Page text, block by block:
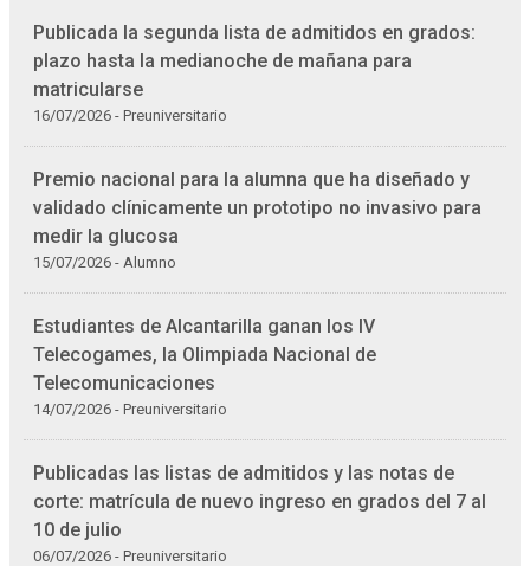
Publicada la segunda lista de admitidos en grados:
plazo hasta la medianoche de mañana para
matricularse
16/07/2026 - Preuniversitario
Premio nacional para la alumna que ha diseñado y
validado clínicamente un prototipo no invasivo para
medir la glucosa
15/07/2026 - Alumno
Estudiantes de Alcantarilla ganan los IV
Telecogames, la Olimpiada Nacional de
Telecomunicaciones
14/07/2026 - Preuniversitario
Publicadas las listas de admitidos y las notas de
corte: matrícula de nuevo ingreso en grados del 7 al
10 de julio
06/07/2026 - Preuniversitario